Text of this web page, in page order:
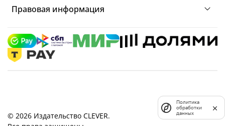
Правовая информация
© 2026 Издательство CLEVER.
Политика
обработки
данных